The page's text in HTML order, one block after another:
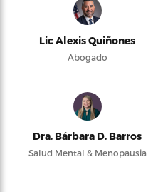
Lic Alexis Quiñones
Abogado
Dra. Bárbara D. Barros
Salud Mental & Menopausia